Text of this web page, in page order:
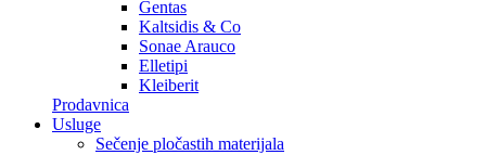
Gentas
Kaltsidis & Co
Sonae Arauco
Elletipi
Kleiberit
Prodavnica
Usluge
Sečenje pločastih materijala